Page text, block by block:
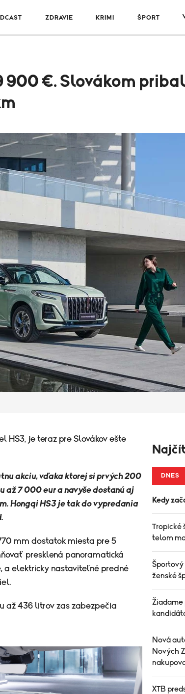
ZDRAVIE KRIMI ŠPORT
900 €. Slovákom
HS3, je teraz pre Slovákov ešte
akciu, vďaka ktorej si prvých 200
až 7 000 eur a navyše dostanú aj
Hongqi HS3 je tak do vypredania
mm dostatok miesta pre 5
presklená panoramatická
a elektricky nastaviteľné predné
až 436 litrov zas zabezpečia
DNES
Kedy
Tropické
telom
Športový
ženské
Nová
Nových
XTB